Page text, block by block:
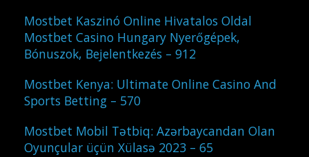
Mostbet Kaszinó Online Hivatalos Oldal
Mostbet Casino Hungary Nyerőgépek,
Bónuszok, Bejelentkezés – 912
Mostbet Kenya: Ultimate Online Casino And
Sports Betting – 570
Mostbet Mobil Tətbiq: Azərbaycandan Olan
Oyunçular üçün Xülasə 2023 – 65